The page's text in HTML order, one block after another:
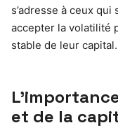
s’adresse à ceux
accepter la volatilité
stable de leur capital.
et de la